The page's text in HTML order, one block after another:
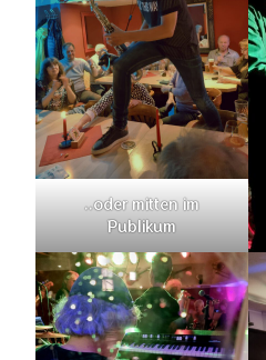
..oder mitten im
Publikum